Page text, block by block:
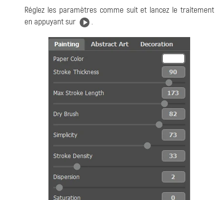
Réglez les paramètres comme suit et lancez le traitement
en appuyant sur
.